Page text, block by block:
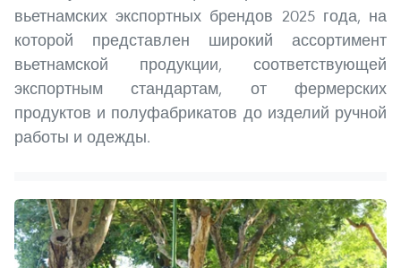
вьетнамских экспортных брендов 2025 года, на
которой представлен широкий ассортимент
вьетнамской продукции, соответствующей
экспортным стандартам, от фермерских
продуктов и полуфабрикатов до изделий ручной
работы и одежды.